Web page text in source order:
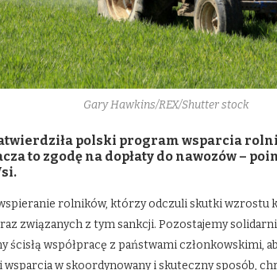
Gary Hawkins/REX/Shutter stock
polski program wsparcia
to zgodę na dopłaty do nawozów –
rolników, którzy odczuli skutki wzrostu
związanych z tym sankcji. Pozostajemy
ścisłą współpracę z państwami członkowskimi,
w skoordynowany i skuteczny sposób,